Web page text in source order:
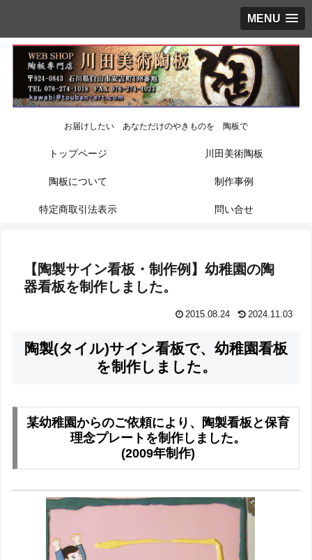
MENU
お届けしたい あなただけのやきものを 陶板で
トップページ 川田美術陶板
陶板について 制作事例
特定商取引法表示 問い合せ
【陶製サイン看板・制作例】幼稚園の陶
器看板を制作しました。
2015.08.24 2024.11.03
陶製(タイル)サイン看板で、幼稚園看板
を制作しました。
某幼稚園からのご依頼により、陶製看板と保育
理念プレートを制作しました。
(2009年制作)